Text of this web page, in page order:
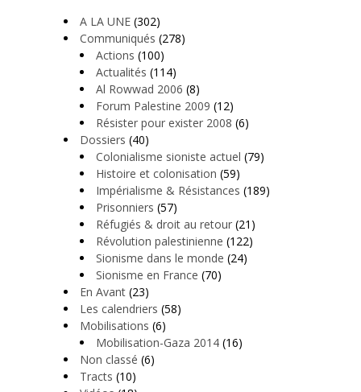
A LA UNE (302)
Communiqués (278)
Actions (100)
Actualités (114)
Al Rowwad 2006 (8)
Forum Palestine 2009 (12)
Résister pour exister 2008 (6)
Dossiers (40)
Colonialisme sioniste actuel (79)
Histoire et colonisation (59)
Impérialisme & Résistances (189)
Prisonniers (57)
Réfugiés & droit au retour (21)
Révolution palestinienne (122)
Sionisme dans le monde (24)
Sionisme en France (70)
En Avant (23)
Les calendriers (58)
Mobilisations (6)
Mobilisation-Gaza 2014 (16)
Non classé (6)
Tracts (10)